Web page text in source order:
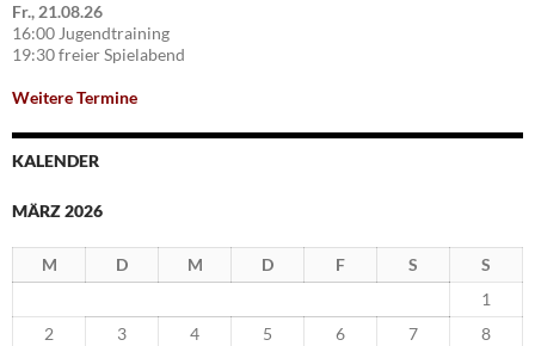
Fr., 21.08.26
16:00 Jugendtraining
19:30 freier Spielabend
Weitere Termine
KALENDER
MÄRZ 2026
M D M D F S
S
1
2
3 4 5 6 7
8